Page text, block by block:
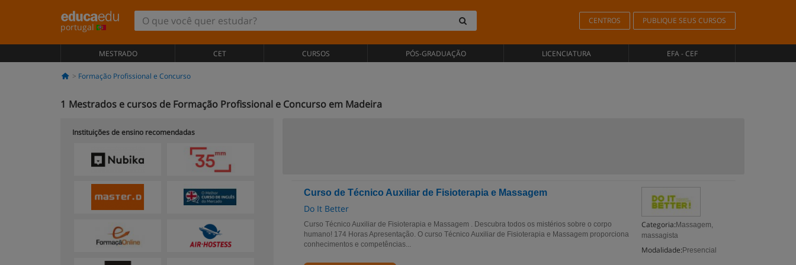
portugal
CENTROS PUBLIQUE SEUS CURSOS
MESTRADO CET CURSOS PÓS-GRADUAÇÃO LICENCIATURA EFA - CEF
Formação Profissional e Concurso
1 Mestrados e cursos de Formação Profissional e Concurso em Madeira
Curso de Técnico Auxiliar de Fisioterapia e Massagem
Do It Better
Categoria: Massagem,
massagista
Modalidade: Presencial
Curso Técnico Auxiliar de Fisioterapia e Massagem . Descubra todos os mistérios sobre o corpo
humano! 174 Horas Apresentação. O curso Técnico Auxiliar de Fisioterapia e Massagem proporciona
conhecimentos e competências...
Instituições de ensino recomendadas